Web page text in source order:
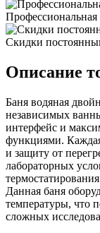
Скидки
Описание
Баня водяная
независимых
интерфейс и
функциями.
и защиту от
лабораторных
Данная баня
температуры, что
сложных